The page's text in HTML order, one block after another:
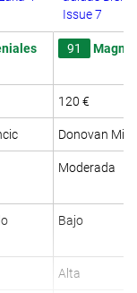
Issue 7
91
120 €
Donovan
Moderada
Bajo
Alta